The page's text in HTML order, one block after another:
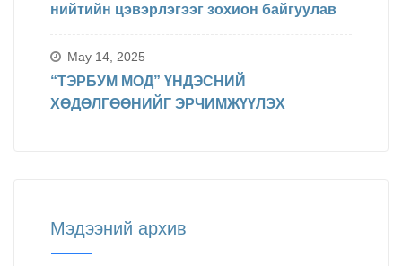
нийтийн цэвэрлэгээг зохион байгуулав
May 14, 2025
“ТЭРБУМ МОД” ҮНДЭСНИЙ
ХӨДӨЛГӨӨНИЙГ ЭРЧИМЖҮҮЛЭХ
Мэдээний архив